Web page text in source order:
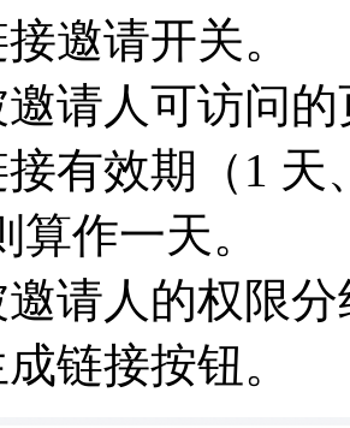
邀请开关。
请人可访问
有效期（1 天
算作一天。
请人的权限
链接按钮。